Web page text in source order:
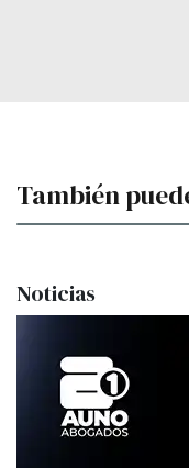
También
Noticias